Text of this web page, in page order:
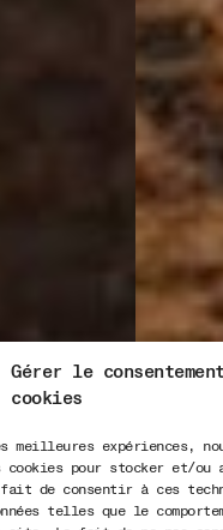
Gérer le
cookies
expériences,
pour stocker et/ou
de consentir à ces
telles que le